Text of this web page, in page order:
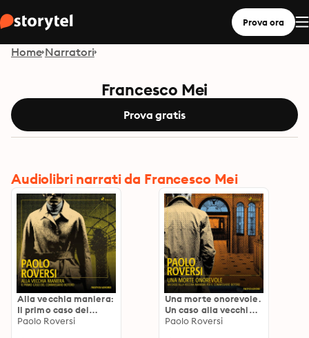
Prova ora
Home Narratori
Francesco Mei
Prova gratis
Audiolibri narrati da Francesco Mei
Alla vecchia maniera:
Il primo caso del
commissario Botero
Paolo Roversi
Una morte onorevole.
Un caso alla vecchia
maniera per il
Paolo Roversi